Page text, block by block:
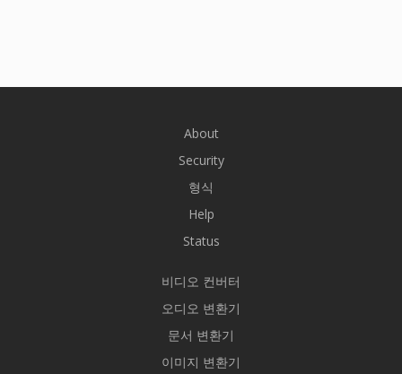
About
Security
형식
Help
Status
비디오 컨버터
오디오 변환기
문서 변환기
이미지 변환기